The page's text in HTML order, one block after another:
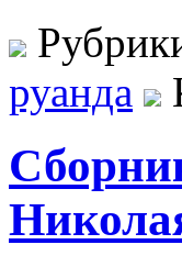
руанда